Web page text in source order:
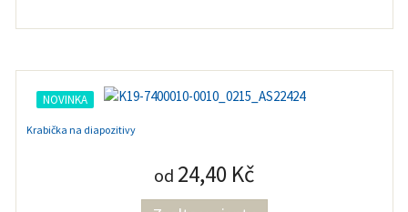
NOVINKA
Krabička na diapozitivy
od 24,40 Kč